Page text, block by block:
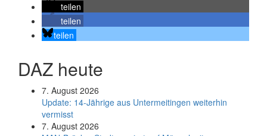
teilen
teilen
teilen
DAZ heute
7. August 2026
Update: 14-Jährige aus Untermeitingen weiterhin
vermisst
7. August 2026